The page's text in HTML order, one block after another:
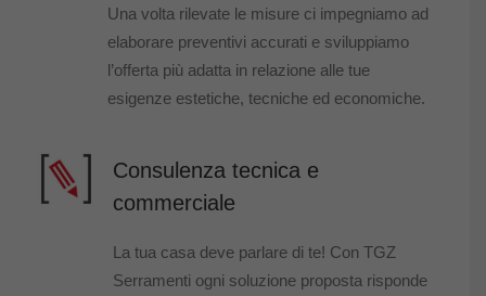
Una volta rilevate le misure ci impegniamo ad
elaborare preventivi accurati e sviluppiamo
l’offerta più adatta in relazione alle tue
esigenze estetiche, tecniche ed economiche.
Consulenza tecnica e
commerciale
La tua casa deve parlare di te! Con TGZ
Serramenti ogni soluzione proposta risponde